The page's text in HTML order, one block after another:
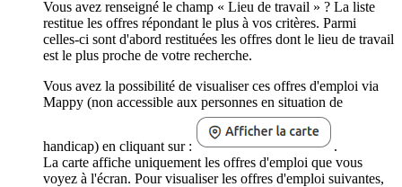
Vous avez renseigné le champ « Lieu de travail » ? La liste
restitue les offres répondant le plus à vos critères. Parmi
celles-ci sont d'abord restituées les offres dont le lieu de travail
est le plus proche de votre recherche.
Vous avez la possibilité de visualiser ces offres d'emploi via
Mappy (non accessible aux personnes en situation de
handicap) en cliquant sur :
.
La carte affiche uniquement les offres d'emploi que vous
voyez à l'écran. Pour visualiser les offres d'emploi suivantes,